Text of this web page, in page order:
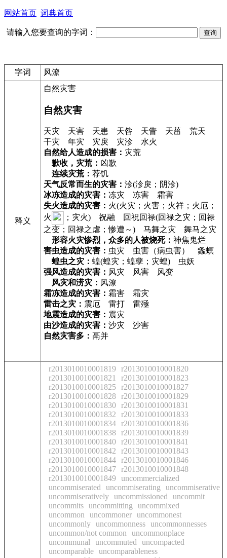
网站首页 词典首页
请输入您要查询的字词：
字词 风潦
释义
自然灾害
自然灾害
天灾 天害 天患 天咎 天眚 天菑 荒天
干灾 年灾 灾戾 灾沴 水火
自然给人造成的损害： 灾荒
歉收，灾荒： 凶歉
连续灾荒： 荐饥
天气反常而生的灾害： 沴(沴戾；阴沴)
冰冻造成的灾害： 冻灾 冻害 霜害
失火造成的灾害： 火(火灾；火害；火祥；火厄；
火
；灾火) 祝融 回祝回禄(回禄之灾；回禄
之变；回禄之虐；惨遭～) 马舞之灾 舞马之灾
形容火灾惨烈，众多的人被烧死： 神焦鬼烂
害虫造成的灾害： 虫灾 虫害（病虫害） 螽螟
蝗虫之灾： 蝗(蝗灾；蝗孽；灾蝗) 虫妖
强风造成的灾害： 风灾 风害 风变
风灾和涝灾： 风潦
霜冻造成的灾害： 霜害 霜灾
雷击之灾： 震厄 雷打 雷殛
地震造成的灾害： 震灾
由沙造成的灾害： 沙灾 沙害
自然灾害多： 鬲并
r2013010010001819 r2013010010001820
r2013010010001821
r2013010010001823
r2013010010001825 r2013010010001827
r2013010010001828 r2013010010001829
r2013010010001830 r2013010010001831
r2013010010001832
r2013010010001833
r2013010010001834 r2013010010001836
r2013010010001838 r2013010010001839
r2013010010001840 r2013010010001841
r2013010010001842
r2013010010001843
r2013010010001844 r2013010010001846
r2013010010001847 r2013010010001848
r2013010010001849 uncommercialized
uncommiserated
uncommiserating
uncommiserative
uncommiseratively uncommissioned
uncommit
uncommits uncommitting
uncommixed
uncommon
uncommoner uncommonest
uncommonly uncommonness uncommonnesses
uncommon/not common
uncommonplace
uncommunal
uncommuted
uncompacted
uncomparable uncomparableness